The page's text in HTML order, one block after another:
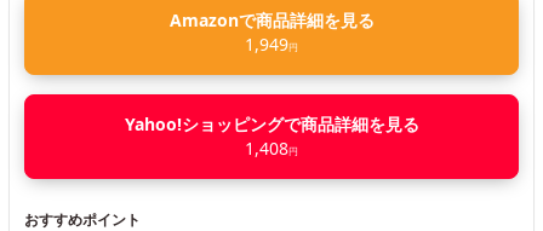
Amazonで商品詳細を見る
1,949円
Yahoo!ショッピングで商品詳細を見る
1,408円
おすすめポイント